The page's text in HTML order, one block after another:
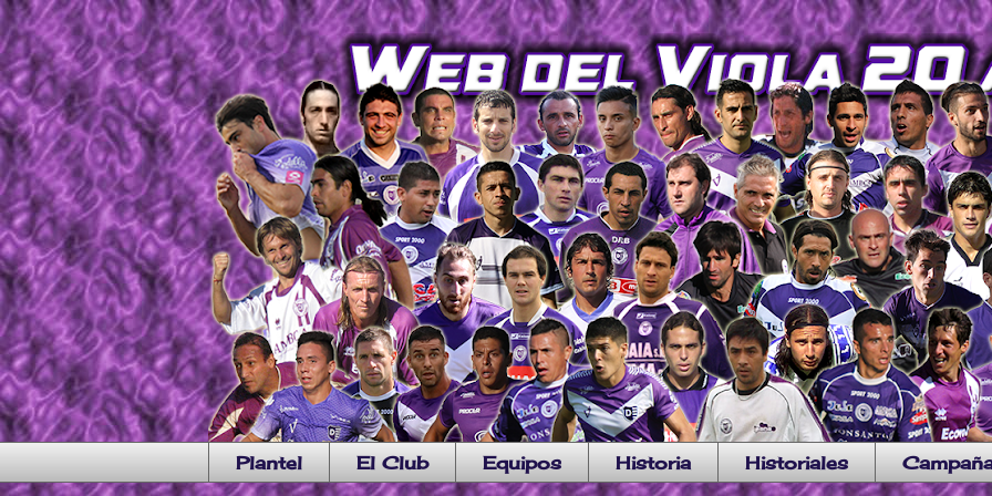
Plantel El Club Equipos Historia Historiales